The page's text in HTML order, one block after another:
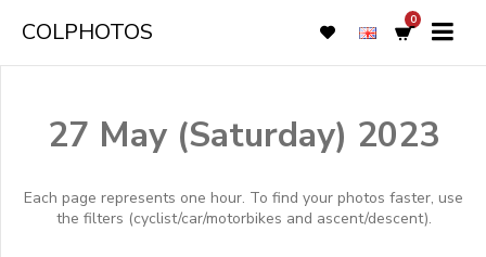
COLPHOTOS 0
27 May (Saturday) 2023
Each page represents one hour. To find your photos faster, use
the filters (cyclist/car/motorbikes and ascent/descent).